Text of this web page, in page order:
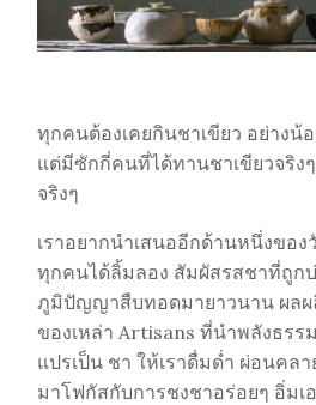
ทุกคนต้องเคยกินชาเขียว อย่าง
แต่มีซักกี่คนที่ได้ทานชาเขียวจริง
จริงๆ
เราอยากนำเสนออีกด้านหนึ่งขอ
ทุกคนได้ลิ้มลอง สัมผัสรสชาที่ถูก
ภูมิปัญญาสืบทอดมายาวนาน ผลผ
ของเหล่า Artisans ที่นำพลังธรร
แปรเป็น ชา ให้เราดื่มด่ำ ผ่อนคล
มาโฟกัสกับการชงชาอร่อยๆ อิ่มเ